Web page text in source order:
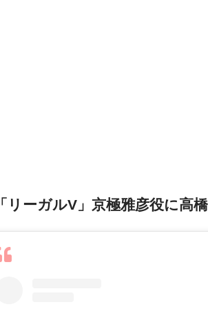
「リーガルV」京極雅彦役に高